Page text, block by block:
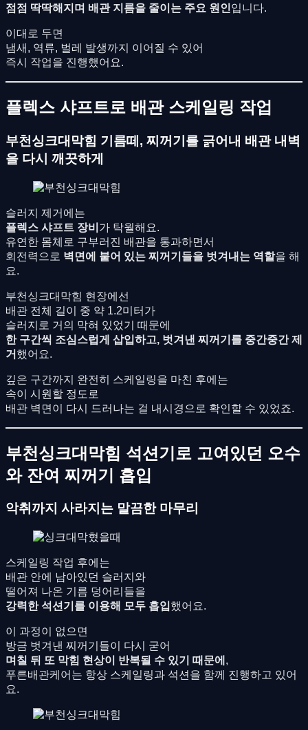
점점 딱딱해지며 배관 지름을 줄이는 주요 원인입니다.
이대로 두면
냄새, 역류, 벌레 발생까지 이어질 수 있어
즉시 작업을 진행했어요.
플렉스 샤프트로 배관 스케일링 작업
부천싱크대막힘 기름떼, 찌꺼기를 긁어내 배관 내벽
을 다시 깨끗하게
슬러지 제거에는
플렉스 샤프트 장비 가 탁월해요.
유연한 몸체로 구부러진 배관을 통과하면서
회전력으로 벽면에 붙어 있는 찌꺼기들을 벗겨내는 역할을 해
요.
부천싱크대막힘 현장에선
배관 전체 길이 중 약 1.2미터가
슬러지로 거의 막혀 있었기 때문에
한 구간씩 조심스럽게 삽입하고, 벗겨낸 찌꺼기를 중간중간 제
거 했어요.
깊은 구간까지 완전히 스케일링을 마친 후에는
속이 시원할 정도로
배관 벽면이 다시 드러나는 걸 내시경으로 확인할 수 있었죠.
부천싱크대막힘 석션기로 고여있던 오수
와 잔여 찌꺼기 흡입
악취까지 사라지는 말끔한 마무리
스케일링 작업 후에는
배관 안에 남아있던 슬러지와
떨어져 나온 기름 덩어리들을
강력한 석션기를 이용해 모두 흡입했어요.
이 과정이 없으면
방금 벗겨낸 찌꺼기들이 다시 굳어
며칠 뒤 또 막힘 현상이 반복될 수 있기 때문에 ,
푸른배관케어는 항상 스케일링과 석션을 함께 진행하고 있어
요.